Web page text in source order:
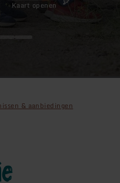
Kaart openen
& aanbiedingen